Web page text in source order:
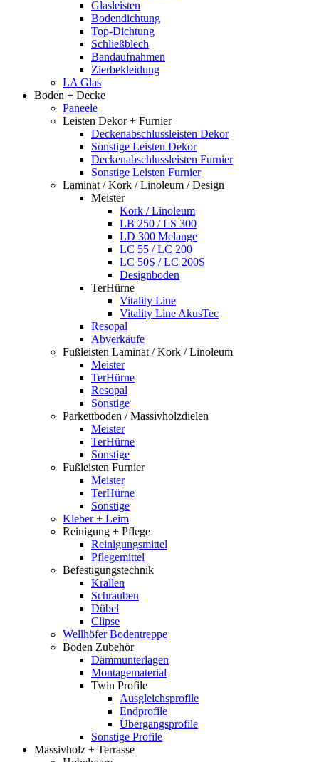
Glasleisten
Bodendichtung
Top-Dichtung
Schließblech
Bandaufnahmen
Zierbekleidung
LA Glas
Boden + Decke
Paneele
Leisten Dekor + Furnier
Deckenabschlussleisten Dekor
Sonstige Leisten Dekor
Deckenabschlussleisten Furnier
Sonstige Leisten Furnier
Laminat / Kork / Linoleum / Design
Meister
Kork / Linoleum
LB 250 / LS 300
LD 300 Melange
LC 55 / LC 200
LC 50S / LC 200S
Designboden
TerHürne
Vitality Line
Vitality Line AkusTec
Resopal
Abverkäufe
Fußleisten Laminat / Kork / Linoleum
Meister
TerHürne
Resopal
Sonstige
Parkettboden / Massivholzdielen
Meister
TerHürne
Sonstige
Fußleisten Furnier
Meister
TerHürne
Sonstige
Kleber + Leim
Reinigung + Pflege
Reinigungsmittel
Pflegemittel
Befestigungstechnik
Krallen
Schrauben
Dübel
Clipse
Wellhöfer Bodentreppe
Boden Zubehör
Dämmunterlagen
Montagematerial
Twin Profile
Ausgleichsprofile
Endprofile
Übergangsprofile
Sonstige Profile
Massivholz + Terrasse